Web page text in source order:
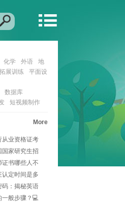
化学 外语
地
拓展训练
平面设
数据库
短视频制作
More
从业资格证考
题重击率
国家研究生招
学术梦想
证书哪些人不
说清报考
认定时间是多
过认定机
码：揭秘英语
超级语言
一般步骤？💻